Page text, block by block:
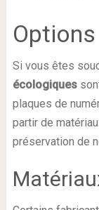
Si vous êtes
écologiques
plaques de
partir de
préservation de